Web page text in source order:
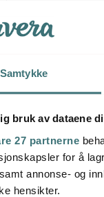
Samtykke
bruk av dataene
27 partnerne
for å
annonse- og
hensikter.
hamret kobber
1895 kr